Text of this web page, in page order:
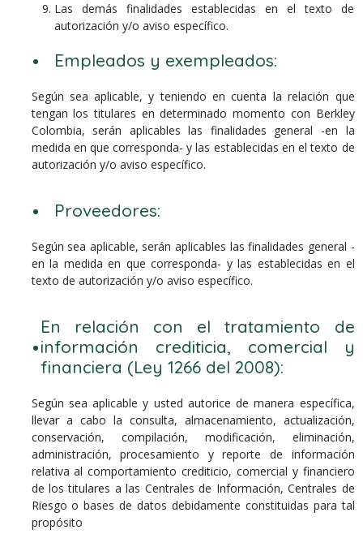
Las demás finalidades establecidas en el texto de
autorización y/o aviso específico.
Empleados y exempleados:
Según sea aplicable, y teniendo en cuenta la relación que
tengan los titulares en determinado momento con Berkley
Colombia, serán aplicables las finalidades general -en la
medida en que corresponda- y las establecidas en el texto de
autorización y/o aviso específico.
Proveedores:
Según sea aplicable, serán aplicables las finalidades general -
en la medida en que corresponda- y las establecidas en el
texto de autorización y/o aviso específico.
En relación con el tratamiento de
información crediticia, comercial y
financiera (Ley 1266 del 2008):
Según sea aplicable y usted autorice de manera específica,
llevar a cabo la consulta, almacenamiento, actualización,
conservación, compilación, modificación, eliminación,
administración, procesamiento y reporte de información
relativa al comportamiento crediticio, comercial y financiero
de los titulares a las Centrales de Información, Centrales de
Riesgo o bases de datos debidamente constituidas para tal
propósito